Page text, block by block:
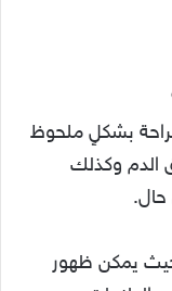
بشكلٍ ملحوظ
الدم وكذلك
حيث يمكن ظهور